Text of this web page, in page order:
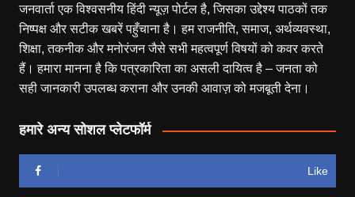
जनवार्ता एक विश्वसनीय हिंदी न्यूज़ पोर्टल है, जिसका उद्देश्य पाठकों तक
निष्पक्ष और सटीक खबरें पहुँचाना है। हम राजनीति, समाज, अर्थव्यवस्था,
शिक्षा, तकनीक और मनोरंजन जैसे सभी महत्वपूर्ण विषयों को कवर करते
हैं। हमारा मानना है कि पत्रकारिता का असली दायित्व है – जनता को
सही जानकारी उपलब्ध कराना और उनकी आवाज़ को मजबूती देना।
हमारे अन्य सोशल प्लेटफॉर्म
Like